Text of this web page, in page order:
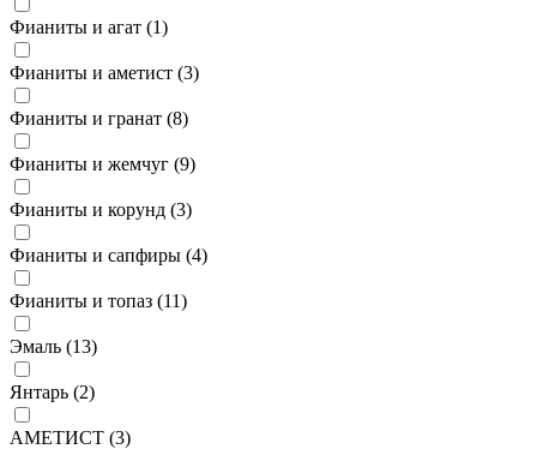
Фианиты и агат (1)
Фианиты и аметист (3)
Фианиты и гранат (8)
Фианиты и жемчуг (9)
Фианиты и корунд (3)
Фианиты и сапфиры (4)
Фианиты и топаз (11)
Эмаль (13)
Янтарь (2)
АМЕТИСТ (3)